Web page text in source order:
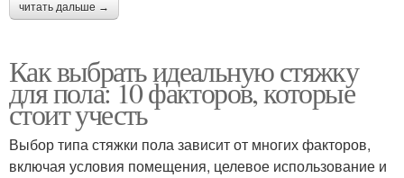
читать дальше →
Как выбрать идеальную стяжку
для пола: 10 факторов, которые
стоит учесть
Выбор типа стяжки пола зависит от многих факторов,
включая условия помещения, целевое использование и